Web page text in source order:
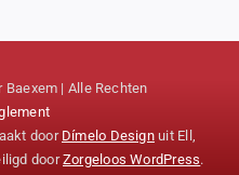
| Alle Rechten
door Dímelo Designuit Ell,
doorZorgeloos WordPress.